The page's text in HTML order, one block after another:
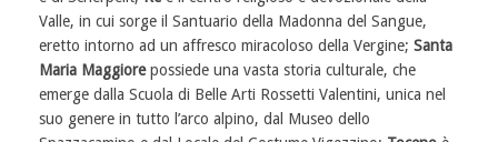
Valle, in cui sorge il Santuario della Madonna del Sangue,
eretto intorno ad un affresco miracoloso della Vergine; Santa
Maria Maggiorepossiede una vasta storia culturale, che
emerge dalla Scuola di Belle Arti Rossetti Valentini, unica nel
suo genere in tutto l’arco alpino, dal Museo dello